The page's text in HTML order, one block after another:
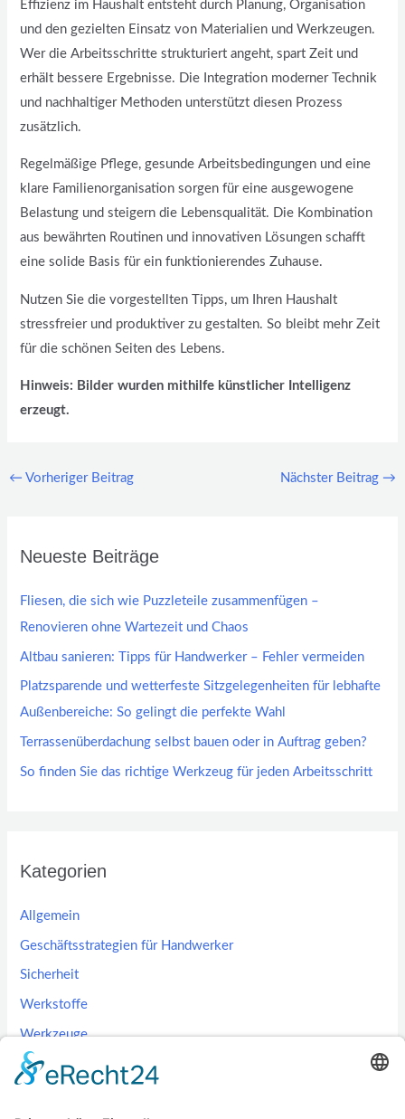
Effizienz im Haushalt entsteht durch Planung, Organisation
und den gezielten Einsatz von Materialien und Werkzeugen.
Wer die Arbeitsschritte strukturiert angeht, spart Zeit und
erhält bessere Ergebnisse. Die Integration moderner Technik
und nachhaltiger Methoden unterstützt diesen Prozess
zusätzlich.
Regelmäßige Pflege, gesunde Arbeitsbedingungen und eine
klare Familienorganisation sorgen für eine ausgewogene
Belastung und steigern die Lebensqualität. Die Kombination
aus bewährten Routinen und innovativen Lösungen schafft
eine solide Basis für ein funktionierendes Zuhause.
Nutzen Sie die vorgestellten Tipps, um Ihren Haushalt
stressfreier und produktiver zu gestalten. So bleibt mehr Zeit
für die schönen Seiten des Lebens.
Hinweis: Bilder wurden mithilfe künstlicher Intelligenz
erzeugt.
← Vorheriger Beitrag Nächster Beitrag →
Neueste Beiträge
Fliesen, die sich wie Puzzleteile zusammenfügen –
Renovieren ohne Wartezeit und Chaos
Altbau sanieren: Tipps für Handwerker – Fehler vermeiden
Platzsparende und wetterfeste Sitzgelegenheiten für lebhafte
Außenbereiche: So gelingt die perfekte Wahl
Terrassenüberdachung selbst bauen oder in Auftrag geben?
So finden Sie das richtige Werkzeug für jeden Arbeitsschritt
Kategorien
Allgemein
Geschäftsstrategien für Handwerker
Sicherheit
Werkstoffe
Werkzeuge